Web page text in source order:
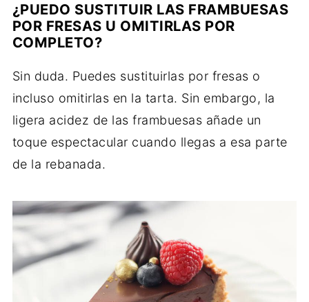
¿PUEDO SUSTITUIR LAS FRAMBUESAS
POR FRESAS U OMITIRLAS POR
COMPLETO?
Sin duda. Puedes sustituirlas por fresas o
incluso omitirlas en la tarta. Sin embargo, la
ligera acidez de las frambuesas añade un
toque espectacular cuando llegas a esa parte
de la rebanada.